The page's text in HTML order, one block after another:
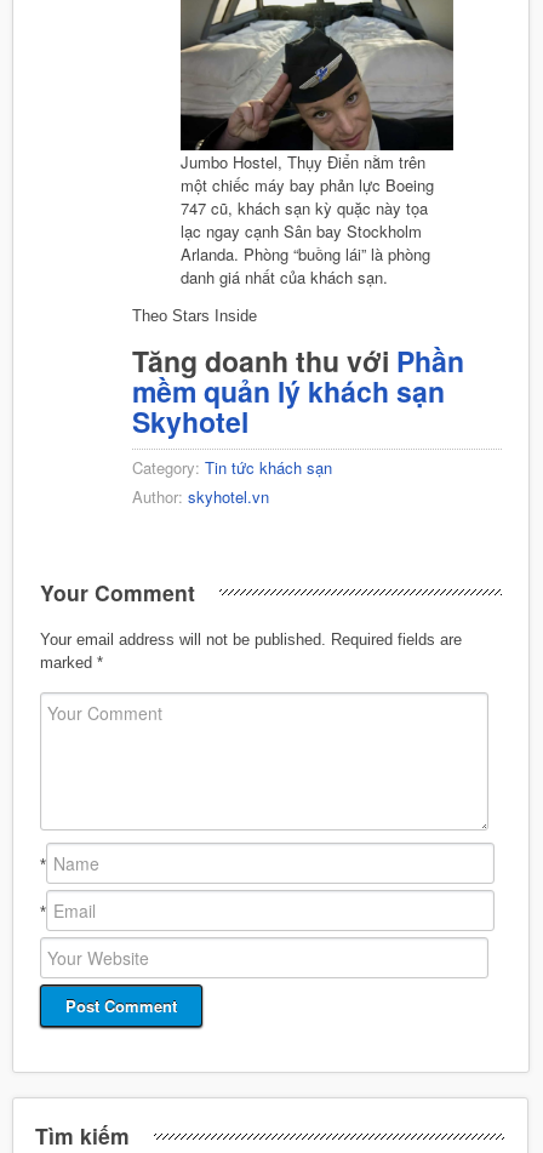
Jumbo Hostel, Thụy Điển nằm trên
một chiếc máy bay phản lực Boeing
747 cũ, khách sạn kỳ quặc này tọa
lạc ngay cạnh Sân bay Stockholm
Arlanda. Phòng “buồng lái” là phòng
danh giá nhất của khách sạn.
Theo Stars Inside
Tăng doanh thu với Phần
mềm quản lý khách sạn
Skyhotel
Category: Tin tức khách sạn
Author: skyhotel.vn
Your Comment
Your email address will not be published.
Required fields are
marked *
*
*
Tìm kiếm